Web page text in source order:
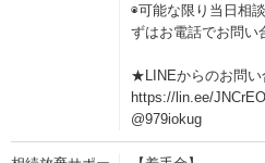
◉可能な限り当日相
ずはお電話でお問い
★LINEからのお問い
https://lin.ee/
@979iokug